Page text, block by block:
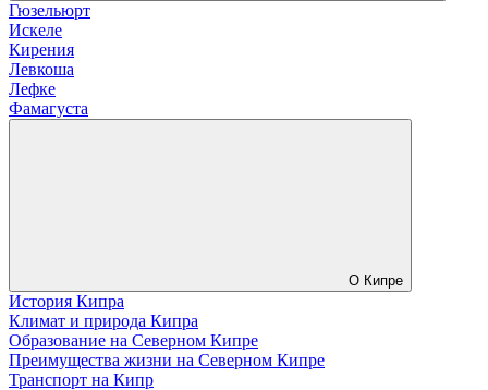
Гюзельюрт
Искеле
Кирения
Левкоша
Лефке
Фамагуста
О Кипре
История Кипра
Климат и природа Кипра
Образование на Северном Кипре
Преимущества жизни на Северном Кипре
Транспорт на Кипр